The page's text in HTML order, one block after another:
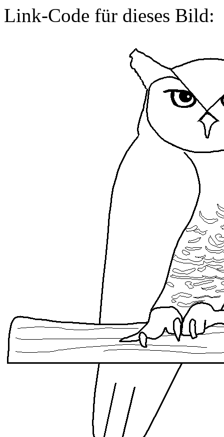
Link-Code für dieses Bild: